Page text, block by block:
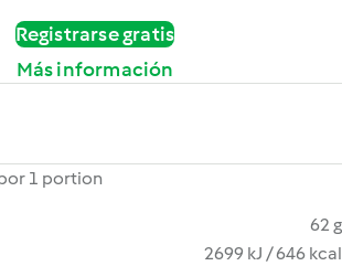
Registrarse gratis
Más información
1 portion
62 g
2699 kJ / 646 kcal